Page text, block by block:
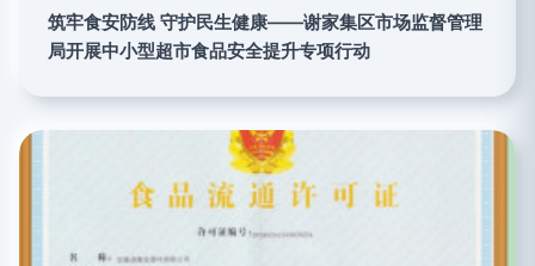
筑牢食安防线 守护民生健康——谢家集区市场监督管理
局开展中小型超市食品安全提升专项行动